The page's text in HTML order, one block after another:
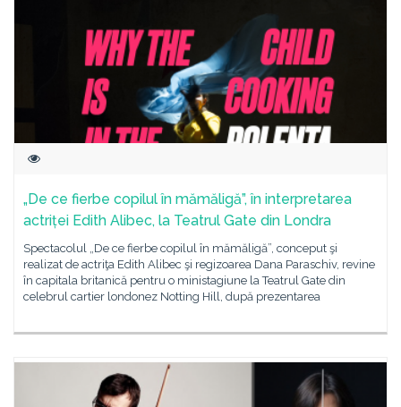
„De ce fierbe copilul în mămăligă”, în interpretarea
actriței Edith Alibec, la Teatrul Gate din Londra
Spectacolul „De ce fierbe copilul în mămăligă”, conceput şi
realizat de actriţa Edith Alibec şi regizoarea Dana Paraschiv, revine
în capitala britanică pentru o ministagiune la Teatrul Gate din
celebrul cartier londonez Notting Hill, după prezentarea